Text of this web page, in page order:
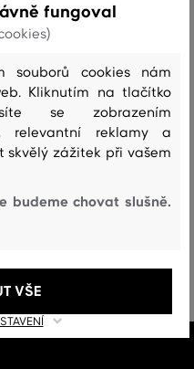
mytí
fungoval
souborů cookies nám
Kliknutím na tlačítko
se zobrazením
relevantní reklamy a
skvělý zážitek při vašem
budeme chovat slušně.
VŠE